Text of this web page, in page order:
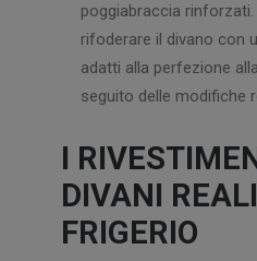
poggiabraccia
rifoderare il divano con
adatti alla perfezione
seguito delle modifiche
I
DIVANI
FRIGERIO